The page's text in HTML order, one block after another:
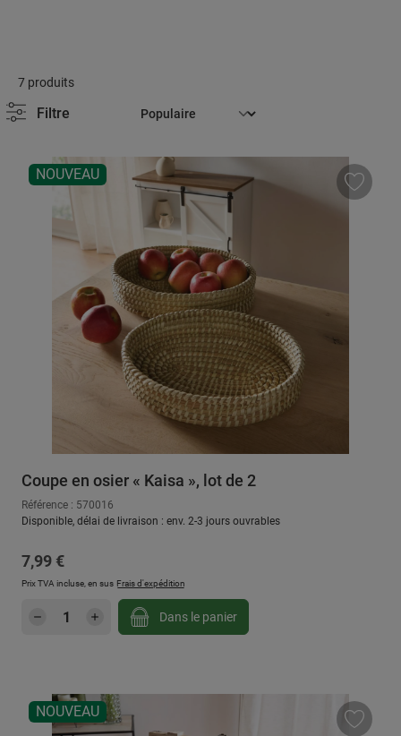
7 produits
Filtre
NOUVEAU
Coupe en osier « Kaisa », lot de 2
Référence : 570016
Disponible, délai de livraison : env. 2-3 jours ouvrables
Prix régulier :
7,99 €
Prix TVA incluse, en sus Frais d'expédition
Quantité de produit : Entrez la quantité
Dans le panier
NOUVEAU